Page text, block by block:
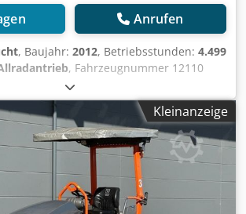
Anrufen
, Baujahr: 2012, Betriebsstunden: 4.499
, Fahrzeugnummer 12110
Irrtümer & Zwischenverkauf
Kleinanzeige